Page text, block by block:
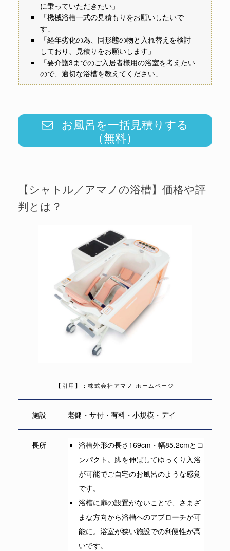
に乗っていただきたい」
「機械浴槽一式の見積もりをお願いしたいで
す」
「経年劣化の為、同形態の物と入れ替えを検討
しており、見積りをお願いします」
「要介護3までのご入居者様用の浴室を考えたい
ので、適切な浴槽を教えてください」
お風呂を一括見積りする
（無料）
【シャトル／アマノの浴槽】価格や評
判とは？
【引用】：株式会社アマノ ホームページ
施設 老健・サ付・有料・小規模・デイ
長所
浴槽外形の長さ169cm・幅85.2cmとコ
ンパクト。脚を伸ばしてゆっくり入浴
が可能でご自宅のお風呂のような感覚
です。
浴槽に扉の設置がないことで、さまざ
まな方向から浴槽へのアプローチが可
能に。浴室が狭い施設での利便性が高
いです。